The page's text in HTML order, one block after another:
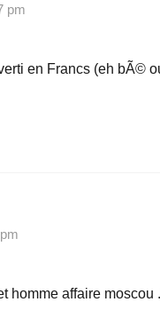
pm
en Francs (eh
homme affaire